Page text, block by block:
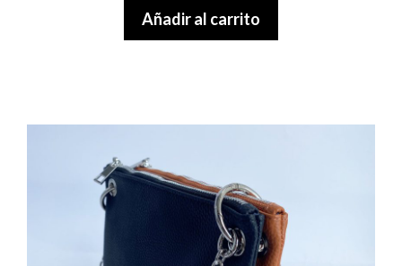
o
5
Añadir al carrito